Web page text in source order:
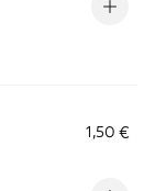
1,50 €